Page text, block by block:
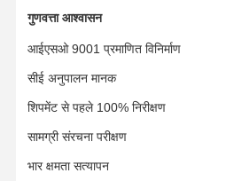
ट्रैक रोलर
वाहक रोलर
फ्रंट आइडलर
गुणवत्ता आश्वासन
आईएसओ 9001 प्रमाणित विनिर्माण
सीई अनुपालन मानक
शिपमेंट से पहले 100% निरीक्षण
सामग्री संरचना परीक्षण
भार क्षमता सत्यापन